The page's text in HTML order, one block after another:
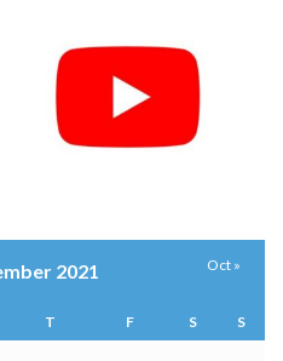
2021
T F S S
Oct »